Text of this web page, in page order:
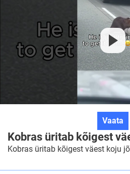
Vaata
Kobras üritab kõigest
Kobras üritab kõigest väest koju